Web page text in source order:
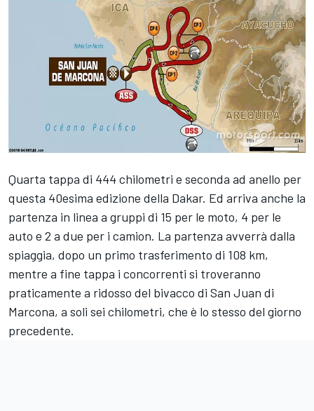
Quarta tappa di 444 chilometri e seconda ad anello per
questa 40esima edizione della Dakar. Ed arriva anche la
partenza in linea a gruppi di 15 per le moto, 4 per le
auto e 2 a due per i camion. La partenza avverrà dalla
spiaggia, dopo un primo trasferimento di 108 km,
mentre a fine tappa i concorrenti si troveranno
praticamente a ridosso del bivacco di San Juan di
Marcona, a soli sei chilometri, che è lo stesso del giorno
precedente.